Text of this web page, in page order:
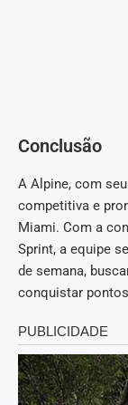
Conclusão
A Alpine, com
competitiva e
Miami. Com a
Sprint, a equipe
de semana,
conquistar